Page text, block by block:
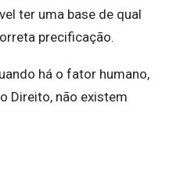
ter uma base de qual
precificação.
há o fator humano,
Direito, não existem